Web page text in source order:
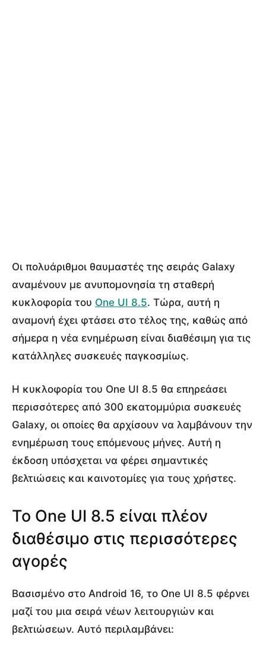
Οι πολυάριθμοι θαυμαστές της σειράς Galaxy
αναμένουν με ανυπομονησία τη σταθερή
κυκλοφορία του One UI 8.5. Τώρα, αυτή η
αναμονή έχει φτάσει στο τέλος της, καθώς από
σήμερα η νέα ενημέρωση είναι διαθέσιμη για τις
κατάλληλες συσκευές παγκοσμίως.
Η κυκλοφορία του One UI 8.5 θα επηρεάσει
περισσότερες από 300 εκατομμύρια συσκευές
Galaxy, οι οποίες θα αρχίσουν να λαμβάνουν την
ενημέρωση τους επόμενους μήνες. Αυτή η
έκδοση υπόσχεται να φέρει σημαντικές
βελτιώσεις και καινοτομίες για τους χρήστες.
Το One UI 8.5 είναι πλέον
διαθέσιμο στις περισσότερες
αγορές
Βασισμένο στο Android 16, το One UI 8.5 φέρνει
μαζί του μια σειρά νέων λειτουργιών και
βελτιώσεων. Αυτό περιλαμβάνει: